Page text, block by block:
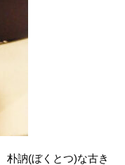
朴訥(ぼくとつ)な古き